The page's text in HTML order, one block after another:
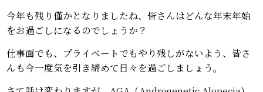
今年も残り僅かとなりましたね、皆さんはどんな年末年始
をお過ごしになるのでしょうか？
仕事面でも、プライベートでもやり残しがないよう、皆さ
んも今一度気を引き締めて日々を過ごしましょう。